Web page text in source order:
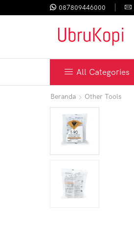
087809446000
All Categories
Beranda Other Tools